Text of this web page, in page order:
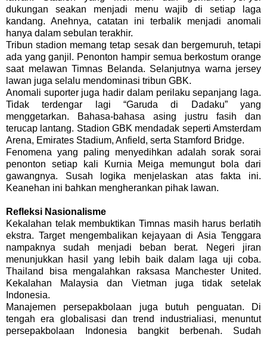
dukungan seakan menjadi menu wajib di setiap laga
kandang. Anehnya, catatan ini terbalik menjadi anomali
hanya dalam sebulan terakhir.
Tribun stadion memang tetap sesak dan bergemuruh, tetapi
ada yang ganjil. Penonton hampir semua berkostum orange
saat melawan Timnas Belanda. Selanjutnya warna jersey
lawan juga selalu mendominasi tribun GBK.
Anomali suporter juga hadir dalam perilaku sepanjang laga.
Tidak terdengar lagi “Garuda di Dadaku” yang
menggetarkan. Bahasa-bahasa asing justru fasih dan
terucap lantang. Stadion GBK mendadak seperti Amsterdam
Arena, Emirates Stadium, Anfield, serta Stamford Bridge.
Fenomena yang paling menyedihkan adalah sorak sorai
penonton setiap kali Kurnia Meiga memungut bola dari
gawangnya. Susah logika menjelaskan atas fakta ini.
Keanehan ini bahkan mengherankan pihak lawan.
Refleksi Nasionalisme
Kekalahan telak membuktikan Timnas masih harus berlatih
ekstra. Target mengembalikan kejayaan di Asia Tenggara
nampaknya sudah menjadi beban berat. Negeri jiran
menunjukkan hasil yang lebih baik dalam laga uji coba.
Thailand bisa mengalahkan raksasa Manchester United.
Kekalahan Malaysia dan Vietman juga tidak setelak
Indonesia.
Manajemen persepakbolaan juga butuh penguatan. Di
tengah era globalisasi dan trend industrialiasi, menuntut
persepakbolaan Indonesia bangkit berbenah. Sudah